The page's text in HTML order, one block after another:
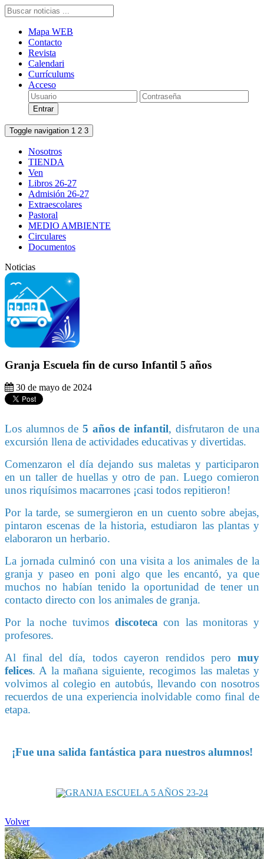
Mapa WEB
Contacto
Revista
Calendari
Currículums
Acceso
Toggle navigation 1 2 3
Nosotros
TIENDA
Ven
Libros 26-27
Admisión 26-27
Extraescolares
Pastoral
MEDIO AMBIENTE
Circulares
Documentos
Noticias
Granja Escuela fin de curso Infantil 5 años
30 de mayo de 2024
Los alumnos de 5 años de infantil, disfrutaron de una
excursión llena de actividades educativas y divertidas.
Comenzaron el día dejando sus maletas y participaron
en un taller de huellas y otro de pan. Luego comieron
unos riquísimos macarrones ¡casi todos repitieron!
Por la tarde, se sumergieron en un cuento sobre abejas,
pintaron escenas de la historia, estudiaron las plantas y
elaboraron un herbario.
La jornada culminó con una visita a los animales de la
granja y paseo en poni algo que les encantó, ya que
muchos no habían tenido la oportunidad de tener un
contacto directo con los animales de granja.
Por la noche tuvimos discotecacon las monitoras y
profesores.
Al final del día, todos cayeron rendidos pero muy
felices. A la mañana siguiente, recogimos las maletas y
volvimos al colegio en autobús, llevando con nosotros
recuerdos de una experiencia inolvidable como final de
etapa.
¡Fue una salida fantástica para nuestros alumnos!
Volver